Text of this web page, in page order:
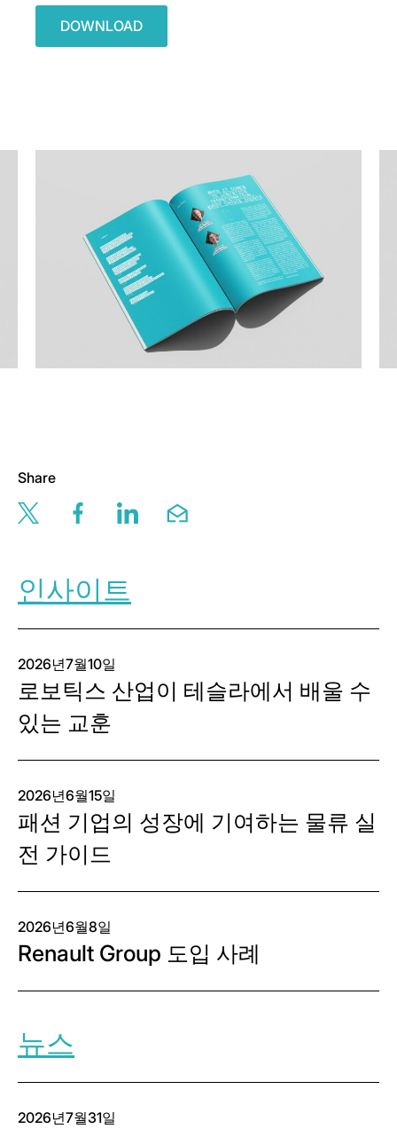
Share
Share this page via twitter
Share this page via facebook
Share this page via linkedin
Share this page via email
인사이트
2026년7월10일
로보틱스 산업이 테슬라에서 배울 수
있는 교훈
2026년6월15일
패션 기업의 성장에 기여하는 물류 실
전 가이드
2026년6월8일
Renault Group 도입 사례
뉴스
2026년7월31일